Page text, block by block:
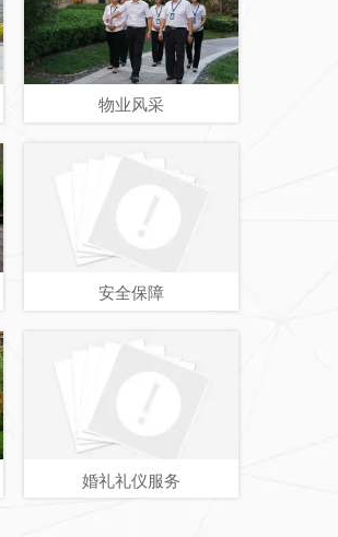
物业风采
安全保障
婚礼礼仪服务